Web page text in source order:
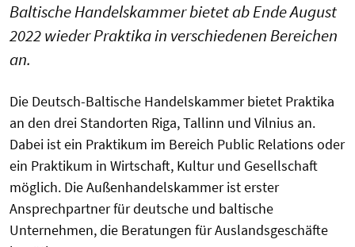
Baltische Handelskammer bietet ab Ende August
2022 wieder Praktika in verschiedenen Bereichen
an.
Die Deutsch-Baltische Handelskammer bietet Praktika
an den drei Standorten Riga, Tallinn und Vilnius an.
Dabei ist ein Praktikum im Bereich Public Relations oder
ein Praktikum in Wirtschaft, Kultur und Gesellschaft
möglich. Die Außenhandelskammer ist erster
Ansprechpartner für deutsche und baltische
Unternehmen, die Beratungen für Auslandsgeschäfte